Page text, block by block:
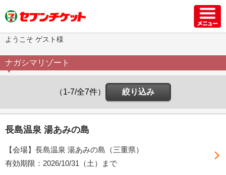
ようこそ ゲスト様
ナガシマリゾート
（1-7/全7件） 絞り込み
長島温泉 湯あみの島
【会場】長島温泉 湯あみの島（三重県）
有効期限：2026/10/31（土）まで